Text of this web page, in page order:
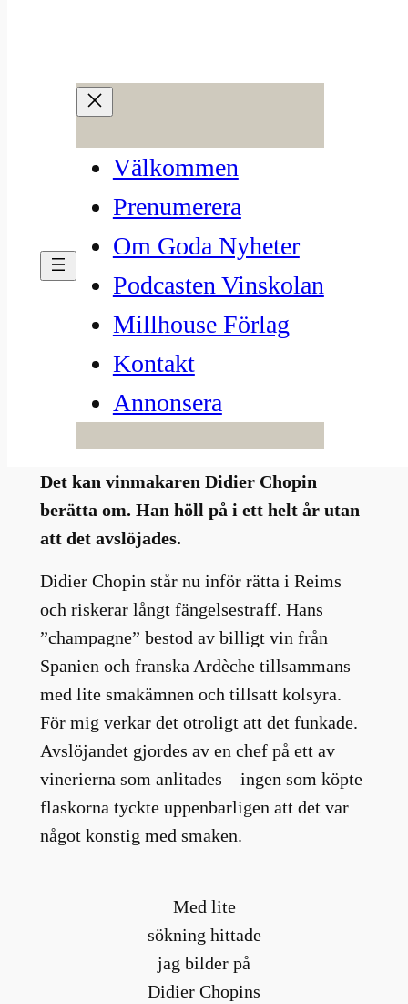
Välkommen
Prenumerera
Om Goda Nyheter
Podcasten Vinskolan
Millhouse Förlag
Kontakt
Annonsera
Sålde 800 000 falska
champagneflaskor: ”Alla
tjänade på det”
jun 17, 2025—avMillhouse
Vinvärlden
Hur kan man sälja 800 000 falska flaskor
champagne, utan att någon märker det?
Det kan vinmakaren Didier Chopin
berätta om. Han höll på i ett helt år utan
att det avslöjades.
Didier Chopin står nu inför rätta i Reims
och riskerar långt fängelsestraff. Hans
”champagne” bestod av billigt vin från
Spanien och franska Ardèche tillsammans
med lite smakämnen och tillsatt kolsyra.
För mig verkar det otroligt att det funkade.
Avslöjandet gjordes av en chef på ett av
vinerierna som anlitades – ingen som köpte
flaskorna tyckte uppenbarligen att det var
något konstig med smaken.
Med lite
sökning hittade
jag bilder på
Didier Chopins